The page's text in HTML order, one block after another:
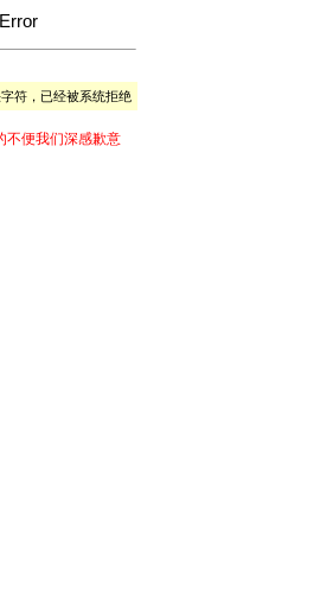
符，已经被系统拒绝
不便我们深感歉意